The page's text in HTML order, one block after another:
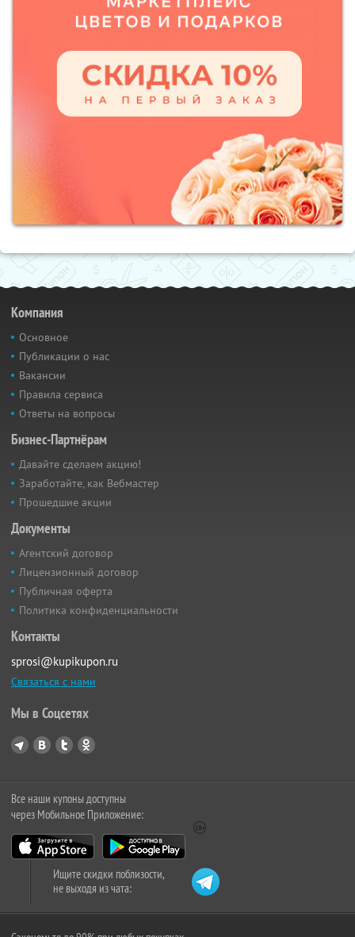
Компания
Основное
Публикации о нас
Вакансии
Правила сервиса
Ответы на вопросы
Бизнес-Партнёрам
Давайте сделаем акцию!
Заработайте, как Вебмастер
Прошедшие акции
Документы
Агентский договор
Лицензионный договор
Публичная оферта
Политика конфиденциальности
Контакты
sprosi@kupikupon.ru
Связаться с нами
Мы в Соцсетях
Все наши купоны доступны
через Мобильное Приложение:
Ищите скидки поблизости,
не выходя из чата: